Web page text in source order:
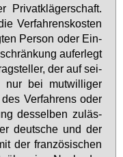
Pri­vat­klä­ger­schaft.
Ver­fah­rens­kos­ten
Per­son oder Ein­
auf­er­legt
der auf sei­
nur bei mut­wil­li­ger
Ver­fah­rens oder
des­sel­ben zu­läs­
deut­sche und der
der fran­zö­si­schen